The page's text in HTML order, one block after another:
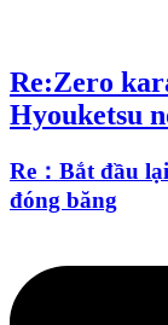
Re:Zero
Hyouketsu
Re：Bắt đầu
đóng băng